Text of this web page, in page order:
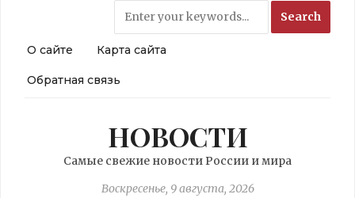
О сайте Карта сайта
Обратная связь
НОВОСТИ
Самые свежие новости России и мира
Воскресенье, 9 августа, 2026